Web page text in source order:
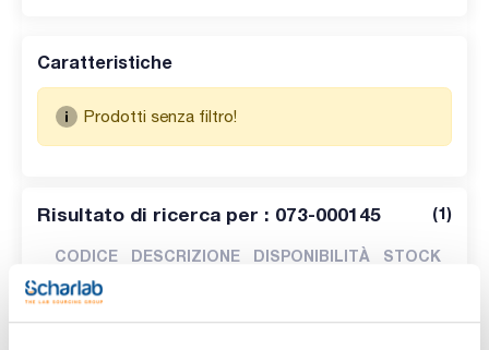
Caratteristiche
Prodotti senza filtro!
Risultato di ricerca per : 073-000145 (1)
CODICE DESCRIZIONE
DISPONIBILITÀ
STOCK
Erlenmeyer